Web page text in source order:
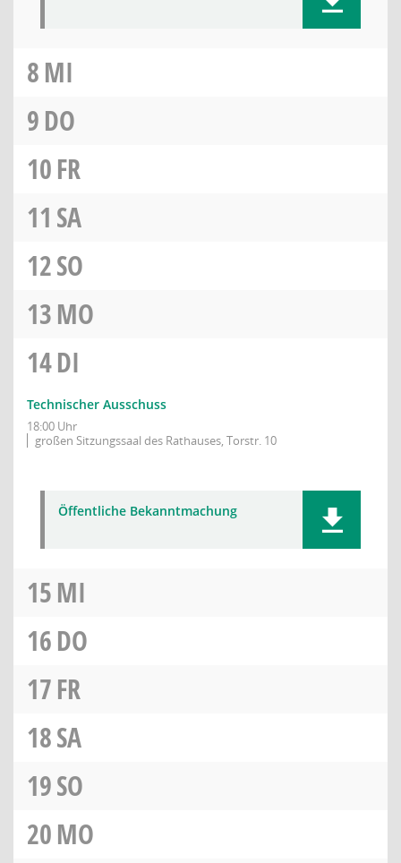
8MI
9DO
10FR
11 SA
12SO
13MO
14DI
Technischer Ausschuss
18:00 Uhr
großen Sitzungssaal des Rathauses, Torstr. 10
Öffentliche Bekanntmachung
15MI
16DO
17FR
18SA
19SO
20MO